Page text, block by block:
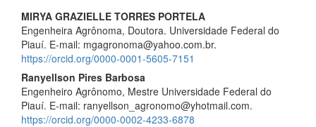
Conteúdo
do
artigo
principal
MIRYA GRAZIELLE TORRES PORTELA
Engenheira Agrônoma, Doutora. Universidade Federal do
Piauí. E-mail: mgagronoma@yahoo.com.br.
https://orcid.org/0000-0001-5605-7151
Ranyellson Pires Barbosa
Engenheiro Agrônomo, Mestre Universidade Federal do
Piauí. E-mail: ranyellson_agronomo@yhotmail.com.
https://orcid.org/0000-0002-4233-6878